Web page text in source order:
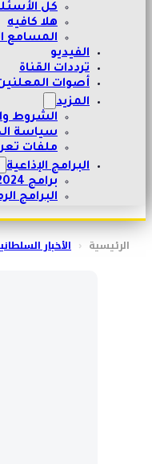
كل
هلا كافيه
المسامع
الفيديو
ترددات القناة
أصوات
المزيد
الشروط
سياسة
ملفات
البرامج الإذاعية
برامج 2024
البرامج
الرئيسية ‹ الأخبار